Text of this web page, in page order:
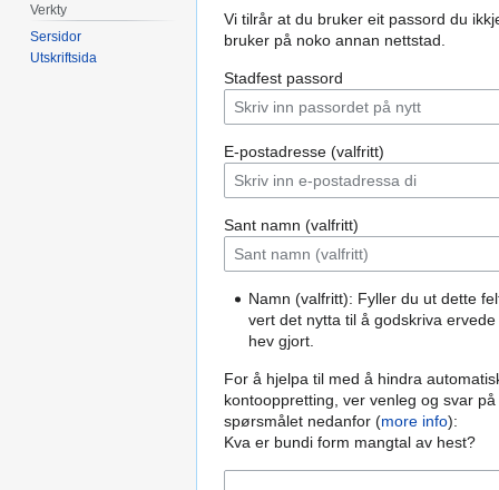
Vi tilrår at du bruker eit passord du
bruker på noko annan nettstad.
Stadfest passord
E-postadresse (valfritt)
Sant namn (valfritt)
Namn (valfritt): Fyller du ut dette
vert det nytta til å godskriva
hev gjort.
For å hjelpa til med å hindra
kontooppretting, ver venleg og svar på
spørsmålet nedanfor (more info):
Kva er bundi form mangtal av hest?
Verkty
Sersidor
Utskriftsida